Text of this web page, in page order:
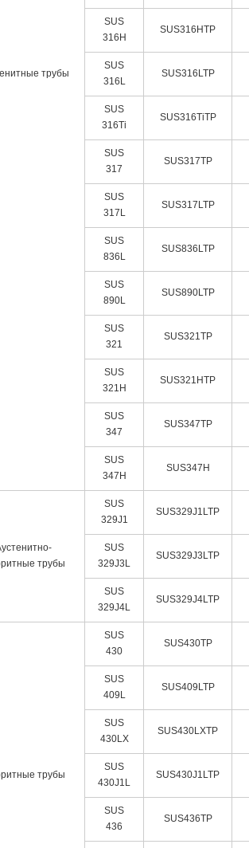
трубы
SUS
316H
SUS316HTP
SUS
316L
SUS316LTP
SUS
316Ti
SUS316TiTP
SUS
317
SUS317TP
SUS
317L
SUS317LTP
SUS
836L
SUS836LTP
SUS
890L
SUS890LTP
SUS
321
SUS321TP
SUS
321H
SUS321HTP
SUS
347
SUS347TP
SUS
347H
SUS347H
трубы
SUS
329J1
SUS329J1LTP
SUS
329J3L
SUS329J3LTP
SUS
329J4L
SUS329J4LTP
трубы
SUS
430
SUS430TP
SUS
409L
SUS409LTP
SUS
430LX
SUS430LXTP
SUS
430J1L
SUS430J1LTP
SUS
436
SUS436TP